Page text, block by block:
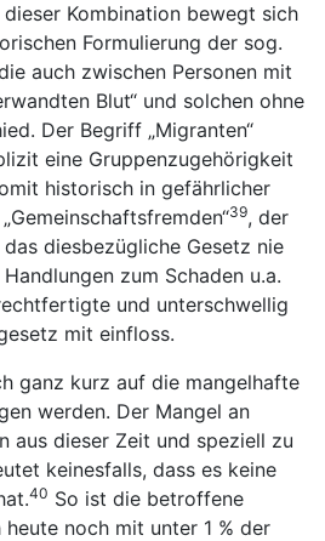
Kombination bewegt sich
Formulierung der sog.
auch zwischen Personen mit
Blut“ und solchen ohne
Der Begriff „Migranten“
eine Gruppenzugehörigkeit
historisch in gefährlicher
39, der
diesbezügliche Gesetz nie
zum Schaden u.a.
und unterschwellig
mit einfloss.
ganz kurz auf die mangelhafte
werden. Der Mangel an
aus dieser Zeit und speziell zu
keinesfalls, dass es keine
40 So ist die betroffene
noch mit unter 1 % der